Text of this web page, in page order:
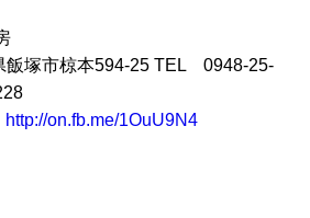
飯塚市椋本594-25 TEL 0948-25-
http://on.fb.me/1OuU9N4